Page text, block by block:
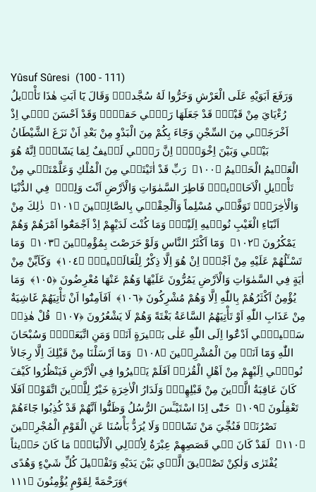
Yûsuf Sûresi (100 - 111)
وَرَفَعَ اَبَوَيْهِ عَلَى الْعَرْشِ وَخَرُّوا لَهُ سُجَّداًۚ وَقَالَ يَٓا اَبَتِ هٰذَا تَأْو۪يلُ
رُءْيَايَ مِنْ قَبْلُۘ قَدْ جَعَلَهَا رَبّ۪ي حَقاًّۜ وَقَدْ اَحْسَنَ ب۪ٓي اِذْ
اَخْرَجَن۪ي مِنَ السِّجْنِ وَجَٓاءَ بِكُمْ مِنَ الْبَدْوِ مِنْ بَعْدِ اَنْ نَزَغَ الشَّيْطَانُ
بَيْن۪ي وَبَيْنَ اِخْوَت۪يۜ اِنَّ رَبّ۪ي لَط۪يفٌ لِمَا يَشَٓاءُۜ اِنَّهُ هُوَ
الْعَل۪يمُ الْحَك۪يمُ ﴿١٠٠﴾ رَبِّ قَدْ اٰتَيْتَن۪ي مِنَ الْمُلْكِ وَعَلَّمْتَن۪ي مِنْ
تَأْو۪يلِ الْاَحَاد۪يثِۚ فَاطِرَ السَّمٰوَاتِ وَالْاَرْضِ اَنْتَ وَلِيّ۪ فِي الدُّنْيَا
وَالْاٰخِرَةِۚ تَوَفَّن۪ي مُسْلِماً وَاَلْحِقْن۪ي بِالصَّالِح۪ينَ ﴿١٠١﴾ ذٰلِكَ مِنْ
اَنْبَٓاءِ الْغَيْبِ نُوح۪يهِ اِلَيْكَۚ وَمَا كُنْتَ لَدَيْهِمْ اِذْ اَجْمَعُٓوا اَمْرَهُمْ وَهُمْ
يَمْكُرُونَ ﴿١٠٢﴾ وَمَٓا اَكْثَرُ النَّاسِ وَلَوْ حَرَصْتَ بِمُؤْمِن۪ينَ ﴿١٠٣﴾ وَمَا
تَسْـَٔلُهُمْ عَلَيْهِ مِنْ اَجْرٍۜ اِنْ هُوَ اِلَّا ذِكْرٌ لِلْعَالَم۪ينَ۟ ﴿١٠٤﴾ وَكَاَيِّنْ مِنْ
اٰيَةٍ فِي السَّمٰوَاتِ وَالْاَرْضِ يَمُرُّونَ عَلَيْهَا وَهُمْ عَنْهَا مُعْرِضُونَ ﴿١٠٥﴾ وَمَا
يُؤْمِنُ اَكْثَرُهُمْ بِاللّٰهِ اِلَّا وَهُمْ مُشْرِكُونَ ﴿١٠٦﴾ اَفَاَمِنُٓوا اَنْ تَأْتِيَهُمْ غَاشِيَةٌ
مِنْ عَذَابِ اللّٰهِ اَوْ تَأْتِيَهُمُ السَّاعَةُ بَغْتَةً وَهُمْ لَا يَشْعُرُونَ ﴿١٠٧﴾ قُلْ هٰذِه۪
سَب۪يل۪ٓي اَدْعُٓوا اِلَى اللّٰهِ عَلٰى بَص۪يرَةٍ اَنَا۬ وَمَنِ اتَّبَعَن۪يۜ وَسُبْحَانَ
اللّٰهِ وَمَٓا اَنَا۬ مِنَ الْمُشْرِك۪ينَ ﴿١٠٨﴾ وَمَٓا اَرْسَلْنَا مِنْ قَبْلِكَ اِلَّا رِجَالاً
نُوح۪ٓي اِلَيْهِمْ مِنْ اَهْلِ الْقُرٰىۜ اَفَلَمْ يَس۪يرُوا فِي الْاَرْضِ فَيَنْظُرُوا كَيْفَ
كَانَ عَاقِبَةُ الَّذ۪ينَ مِنْ قَبْلِهِمْۜ وَلَدَارُ الْاٰخِرَةِ خَيْرٌ لِلَّذ۪ينَ اتَّقَوْاۜ اَفَلَا
تَعْقِلُونَ ﴿١٠٩﴾ حَتّٰٓى اِذَا اسْتَيْـَٔسَ الرُّسُلُ وَظَنُّٓوا اَنَّهُمْ قَدْ كُذِبُوا جَٓاءَهُمْ
نَصْرُنَاۙ فَنُجِّيَ مَنْ نَشَٓاءُۜ وَلَا يُرَدُّ بَأْسُنَا عَنِ الْقَوْمِ الْمُجْرِم۪ينَ
﴿١١٠﴾ لَقَدْ كَانَ ف۪ي قَصَصِهِمْ عِبْرَةٌ لِاُو۬لِي الْاَلْبَابِۜ مَا كَانَ حَد۪يثاً
يُفْتَرٰى وَلٰكِنْ تَصْد۪يقَ الَّذ۪ي بَيْنَ يَدَيْهِ وَتَفْص۪يلَ كُلِّ شَيْءٍ وَهُدًى
وَرَحْمَةً لِقَوْمٍ يُؤْمِنُونَ ﴿١١١﴾